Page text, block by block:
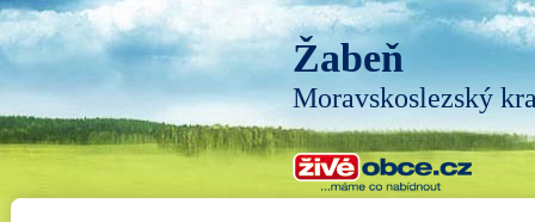
Žabeň
Moravskoslezský